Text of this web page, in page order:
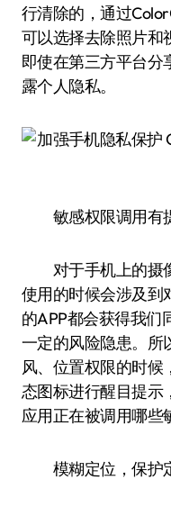
行清除的，通过
可以选择去除照片和
即使在第三方平台分
露个人隐私。
敏感权限调用有
对于手机上的摄
使用的时候会涉及到
的APP都会获得我们
一定的风险隐患。所
风、位置权限的时候
态图标进行醒目提示
应用正在被调用哪些
模糊定位，保护